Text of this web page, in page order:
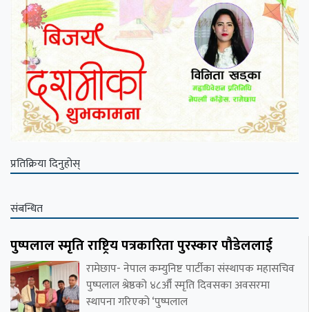
प्रतिक्रिया दिनुहोस्
संबन्धित
पुष्पलाल स्मृति राष्ट्रिय पत्रकारिता पुरस्कार पौडेललाई
रामेछाप- नेपाल कम्युनिष्ट पार्टीका संस्थापक महासचिव
पुष्पलाल श्रेष्ठको ४८औँ स्मृति दिवसका अवसरमा
स्थापना गरिएको ‘पुष्पलाल